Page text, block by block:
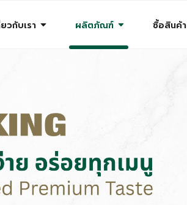
ยวกับเรา arrow_drop_down ผลิตภัณฑ์ arrow_drop_down ซื้อสินค้า